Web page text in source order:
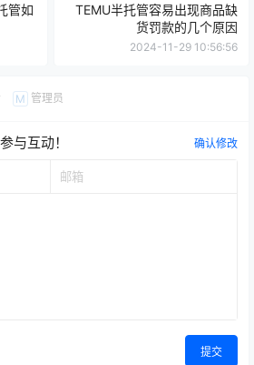
管如
TEMU半托管容易出现商品缺
货罚款的几个原因
2024-11-29 10:56:56
M 管理员
与互动！ 确认修改
提交